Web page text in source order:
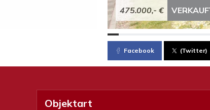
475.000,- €
Facebook (Twitter)
Objektart